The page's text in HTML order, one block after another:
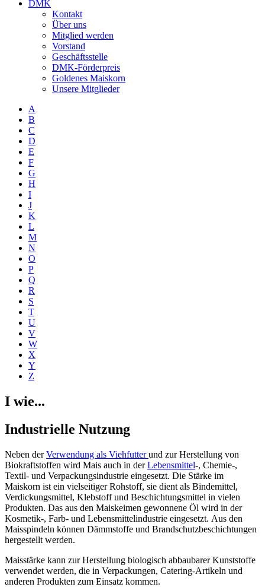
DMK
Kontakt
Über uns
Mitglied werden
Vorstand
Geschäftsstelle
DMK-Förderpreis
Goldenes Maiskorn
Unsere Mitglieder
A
B
C
D
E
F
G
H
I
J
K
L
M
N
O
P
Q
R
S
T
U
V
W
X
Y
Z
I wie...
Industrielle Nutzung
Neben derVerwendung als Viehfutterund zur Herstellung von
Biokraftstoffen wird Mais auch in derLebensmittel-, Chemie-,
Textil- und Verpackungsindustrie eingesetzt. Die Stärke im
Maiskorn ist ein vielseitiger Rohstoff, sie dient als Bindemittel,
Verdickungsmittel, Klebstoff und Beschichtungsmittel in vielen
Produkten. Das aus den Maiskeimen gewonnene Öl wird in der
Kosmetik-, Farb- und Lebensmittelindustrie eingesetzt. Aus den
Maisspindeln können Dämmstoffe und Brandschutzbeschichtungen
hergestellt werden.
Maisstärke kann zur Herstellung biologisch abbaubarer Kunststoffe
verwendet werden, die in Verpackungen, Catering-Artikeln und
anderen Produkten zum Einsatz kommen.